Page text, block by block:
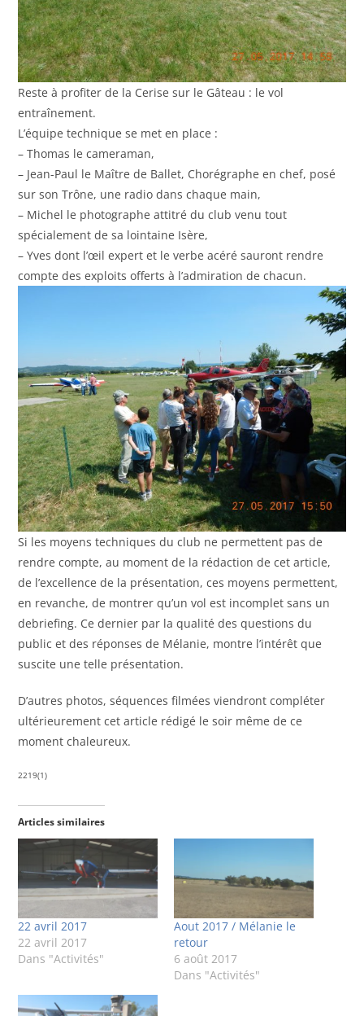
Reste à profiter de la Cerise sur le Gâteau : le vol
entraînement.
L’équipe technique se met en place :
– Thomas le cameraman,
– Jean-Paul le Maître de Ballet, Chorégraphe en chef, posé
sur son Trône, une radio dans chaque main,
– Michel le photographe attitré du club venu tout
spécialement de sa lointaine Isère,
– Yves dont l’œil expert et le verbe acéré sauront rendre
compte des exploits offerts à l’admiration de chacun.
Si les moyens techniques du club ne permettent pas de
rendre compte, au moment de la rédaction de cet article,
de l’excellence de la présentation, ces moyens permettent,
en revanche, de montrer qu’un vol est incomplet sans un
debriefing. Ce dernier par la qualité des questions du
public et des réponses de Mélanie, montre l’intérêt que
suscite une telle présentation.
D’autres photos, séquences filmées viendront compléter
ultérieurement cet article rédigé le soir même de ce
moment chaleureux.
2219(1)
Articles similaires
22 avril 2017
22 avril 2017
Dans "Activités"
Aout 2017 / Mélanie le
retour
6 août 2017
Dans "Activités"